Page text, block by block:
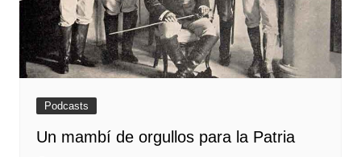
Podcasts
Un mambí de orgullos para la Patria